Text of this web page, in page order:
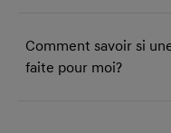
Comment savoir si
faite pour moi?